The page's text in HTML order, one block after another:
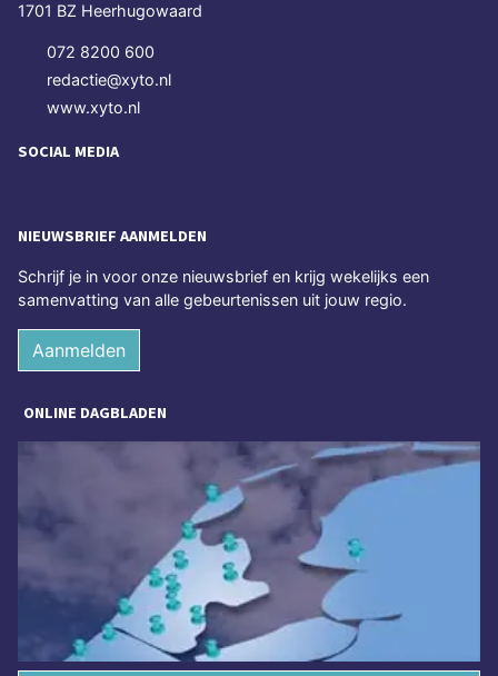
1701 BZ Heerhugowaard
072 8200 600
redactie@xyto.nl
www.xyto.nl
SOCIAL MEDIA
NIEUWSBRIEF AANMELDEN
Schrijf je in voor onze nieuwsbrief en krijg wekelijks een
samenvatting van alle gebeurtenissen uit jouw regio.
Aanmelden
ONLINE DAGBLADEN